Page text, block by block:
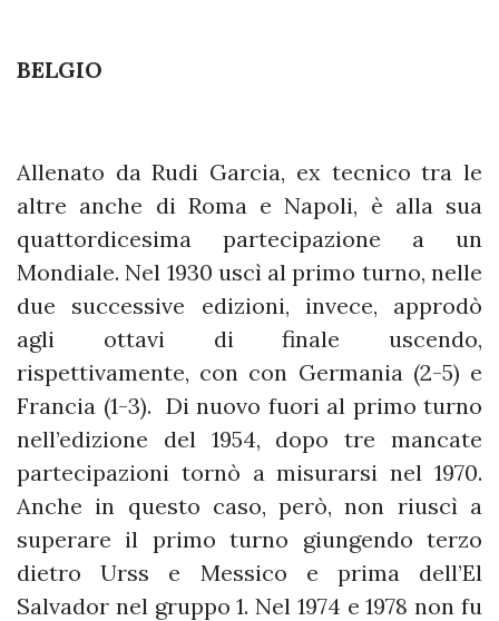
BELGIO
Allenato da Rudi Garcia, ex tecnico tra le
altre anche di Roma e Napoli, è alla sua
quattordicesima partecipazione a un
Mondiale. Nel 1930 uscì al primo turno, nelle
due successive edizioni, invece, approdò
agli ottavi di finale uscendo,
rispettivamente, con con Germania (2-5) e
Francia (1-3). Di nuovo fuori al primo turno
nell’edizione del 1954, dopo tre mancate
partecipazioni tornò a misurarsi nel 1970.
Anche in questo caso, però, non riuscì a
superare il primo turno giungendo terzo
dietro Urss e Messico e prima dell’El
Salvador nel gruppo 1. Nel 1974 e 1978 non fu